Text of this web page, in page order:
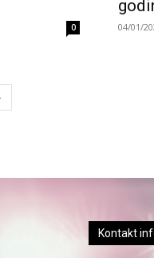
0 04/01/
Kontakt